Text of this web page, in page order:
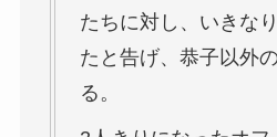
たちに対し、いきな
たと告げ、恭子以外
る。